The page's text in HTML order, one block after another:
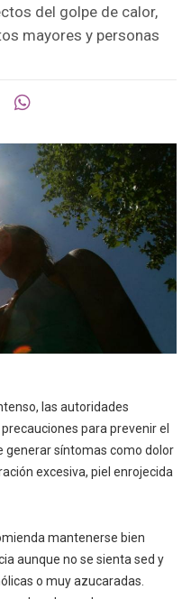
del golpe de calor,
mayores y personas
las autoridades
para prevenir el
generar síntomas como dolor
excesiva, piel enrojecida
mantenerse bien
aunque no se sienta sed y
o muy azucaradas.